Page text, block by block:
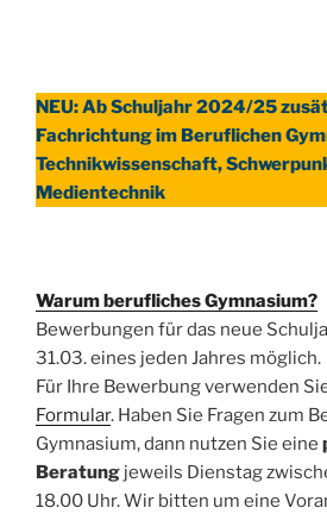
NEU: Ab Schuljahr 2024/25
Fachrichtung im Beruflichen
Technikwissenschaft,
Medientechnik
Warum berufliches Gymnasium?
Bewerbungen für das neue
31.03. eines jeden Jahres möglich.
Für Ihre Bewerbung verwenden
Formular. Haben Sie Fragen zum
Gymnasium, dann nutzen Sie eine
Beratung jeweils Dienstag
18.00 Uhr. Wir bitten um eine